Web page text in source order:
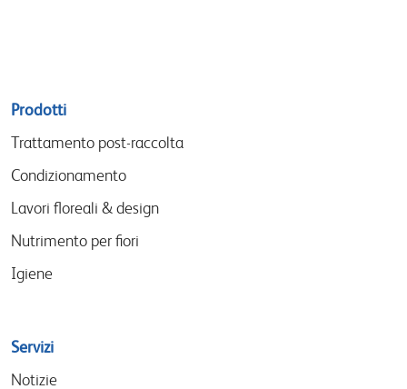
Sitemap
menu
Prodotti
Trattamento post-raccolta
Condizionamento
Lavori floreali & design
Nutrimento per fiori
Igiene
Servizi
Notizie